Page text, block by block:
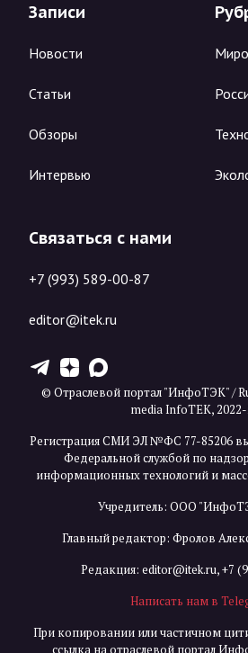
Записи
Новости
Статьи
Обзоры
Интервью
Связаться с нами
+7 (993) 589-00-87
editor@itek.ru
T Z X
© Отраслевой портал "ИнфоТЭК" /
media InfoTEK,
Регистрация СМИ ЭЛ №ФС 77-85206
Федеральной службой по
информационных технологий и
Учредитель: ООО
Главный редактор: Фролов
Редакция: editor@itek.ru,+7
Написать нам в
При копировании или частичном
ссылка на отраслевой портал